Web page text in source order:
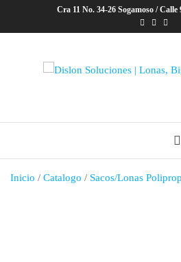
Cra 11 No. 34-26 Sogamoso / Calle
Inicio / Catalogo / Sacos/Lonas